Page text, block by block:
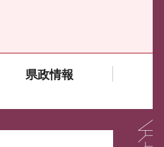
県政情報
ライダーがあります。